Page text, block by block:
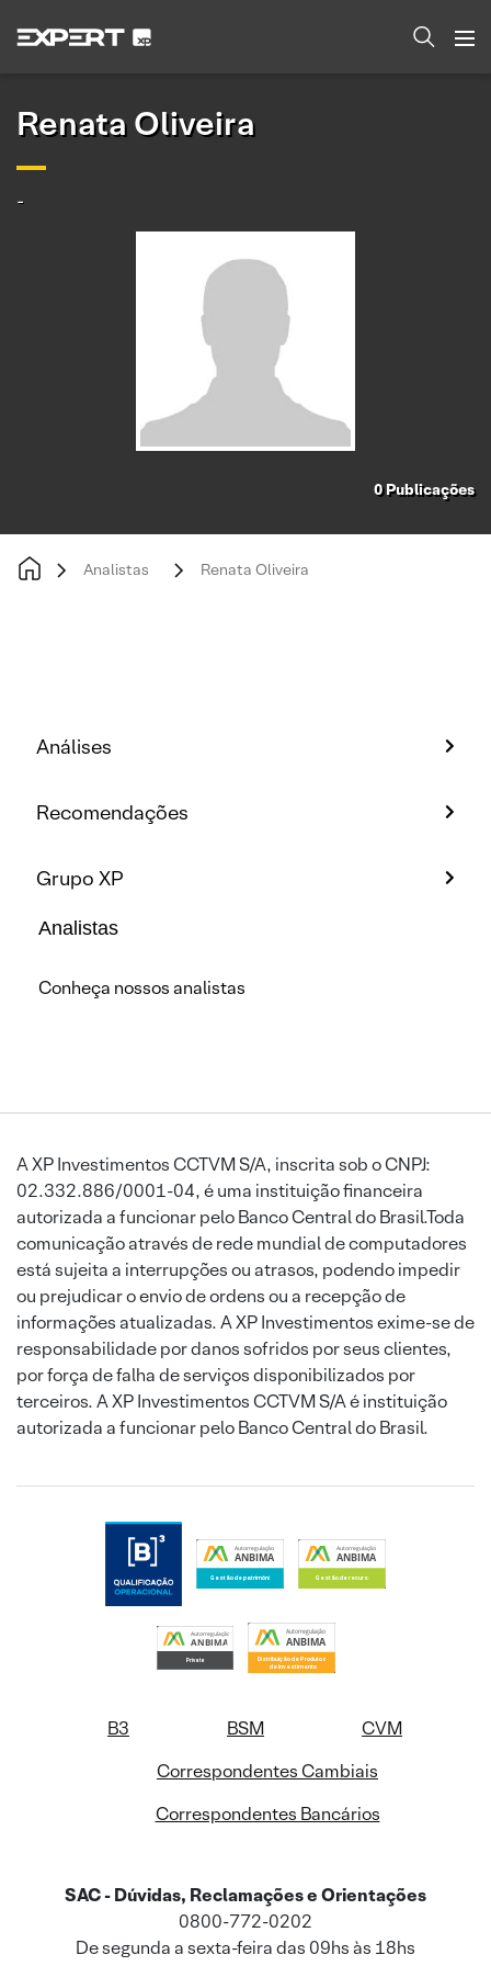
Renata Oliveira
-
0Publicações
Analistas Renata Oliveira
Análises
Recomendações
Grupo XP
Analistas
Conheça nossos analistas
A XP Investimentos CCTVM S/A, inscrita sob o CNPJ:
02.332.886/0001-04, é uma instituição financeira
autorizada a funcionar pelo Banco Central do Brasil.Toda
comunicação através de rede mundial de computadores
está sujeita a interrupções ou atrasos, podendo impedir
ou prejudicar o envio de ordens ou a recepção de
informações atualizadas. A XP Investimentos exime-se de
responsabilidade por danos sofridos por seus clientes,
por força de falha de serviços disponibilizados por
terceiros. A XP Investimentos CCTVM S/A é instituição
autorizada a funcionar pelo Banco Central do Brasil.
B3 BSM
CVM
Correspondentes Cambiais
Correspondentes Bancários
SAC - Dúvidas, Reclamações e Orientações
0800-772-0202
De segunda a sexta-feira das 09hs às 18hs